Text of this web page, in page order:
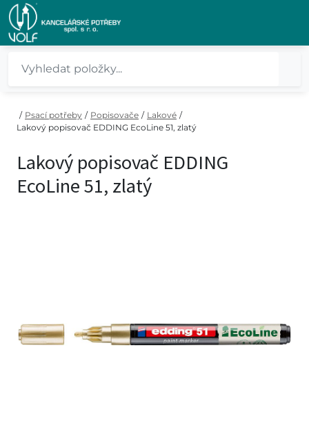
/ Psací potřeby / Popisovače / Lakové /
Lakový popisovač EDDING EcoLine 51, zlatý
Lakový popisovač EDDING
EcoLine 51, zlatý